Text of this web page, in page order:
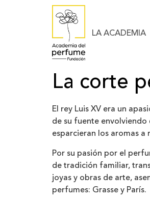
LA ACADEMIA
La corte
El rey Luis XV era un
de su fuente envolviendo
esparcieran los aromas
Por su pasión por el
de tradición familiar,
joyas y obras de arte,
perfumes: Grasse y París.